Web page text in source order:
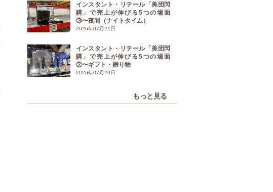
インスタント・リテール「美団閃
購」で売上が伸びる5つの場面
③〜夜間（ナイトタイム）
2026年07月21日
インスタント・リテール「美団閃
購」で売上が伸びる5つの場面
②〜ギフト・贈り物
2026年07月20日
もっと見る